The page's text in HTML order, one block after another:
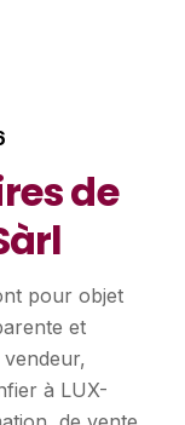
de
pour objet
et
à LUX-